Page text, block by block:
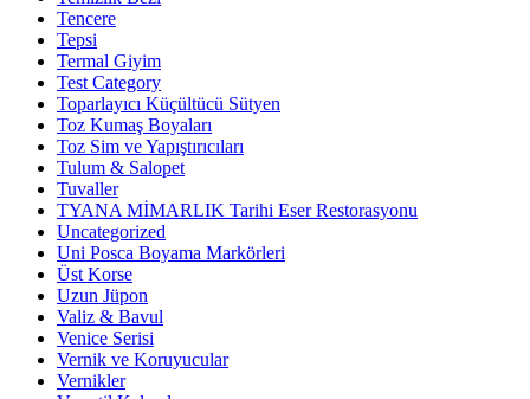
Tencere
Tepsi
Termal Giyim
Test Category
Toparlayıcı Küçültücü Sütyen
Toz Kumaş Boyaları
Toz Sim ve Yapıştırıcıları
Tulum & Salopet
Tuvaller
TYANA MİMARLIK Tarihi Eser Restorasyonu
Uncategorized
Uni Posca Boyama Markörleri
Üst Korse
Uzun Jüpon
Valiz & Bavul
Venice Serisi
Vernik ve Koruyucular
Vernikler